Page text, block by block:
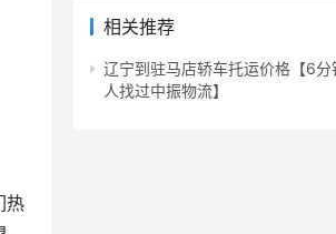
热
相关推荐
辽宁到驻马店轿车托运价格【6分
人找过中振物流】